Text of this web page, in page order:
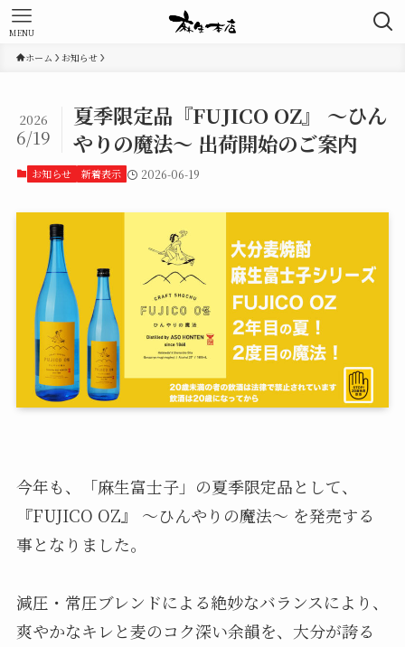
MENU
ホーム お知らせ
夏季限定品『FUJICO OZ』 ～ひん
やりの魔法～ 出荷開始のご案内
2026
6/19
お知らせ 新着表示 2026-06-19
今年も、「麻生富士子」の夏季限定品として、
『FUJICO OZ』 ～ひんやりの魔法～ を発売する
事となりました。
減圧・常圧ブレンドによる絶妙なバランスにより、
爽やかなキレと麦のコク深い余韻を、大分が誇る